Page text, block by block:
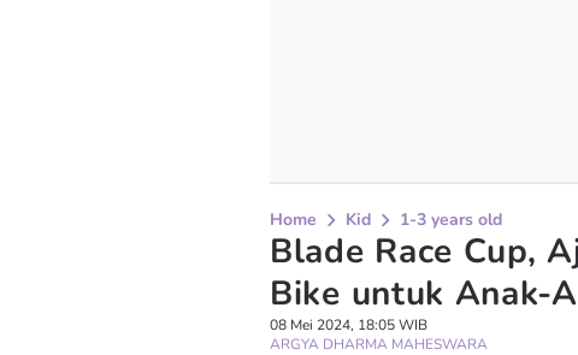
Home Kid 1-3 years old
Blade Race Cup,
Bike untuk Anak-
08 Mei 2024, 18:05 WIB
ARGYA DHARMA MAHESWARA